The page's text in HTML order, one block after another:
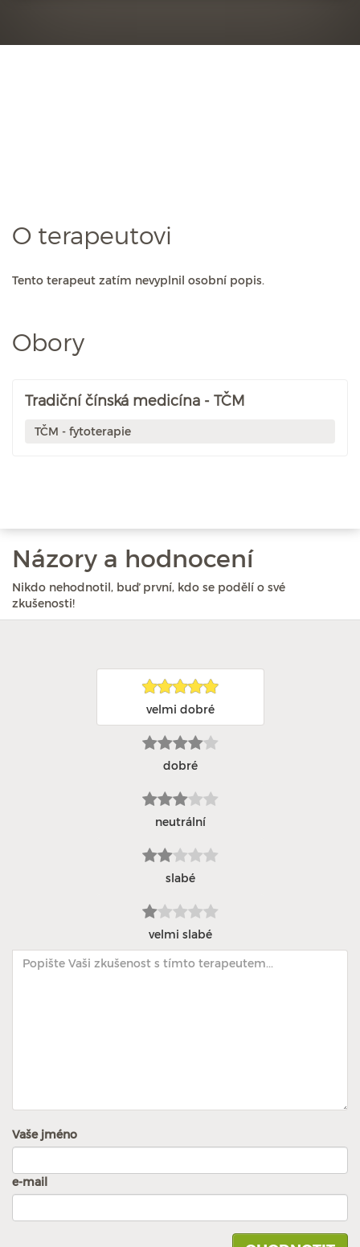
O terapeutovi
Tento terapeut zatím nevyplnil osobní popis.
Obory
Tradiční čínská medicína - TČM
TČM - fytoterapie
Názory a hodnocení
Nikdo nehodnotil, buď první, kdo se podělí o své
zkušenosti!
velmi dobré
dobré
neutrální
slabé
velmi slabé
Vaše jméno
e-mail